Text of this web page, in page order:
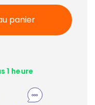
panier
1 heure